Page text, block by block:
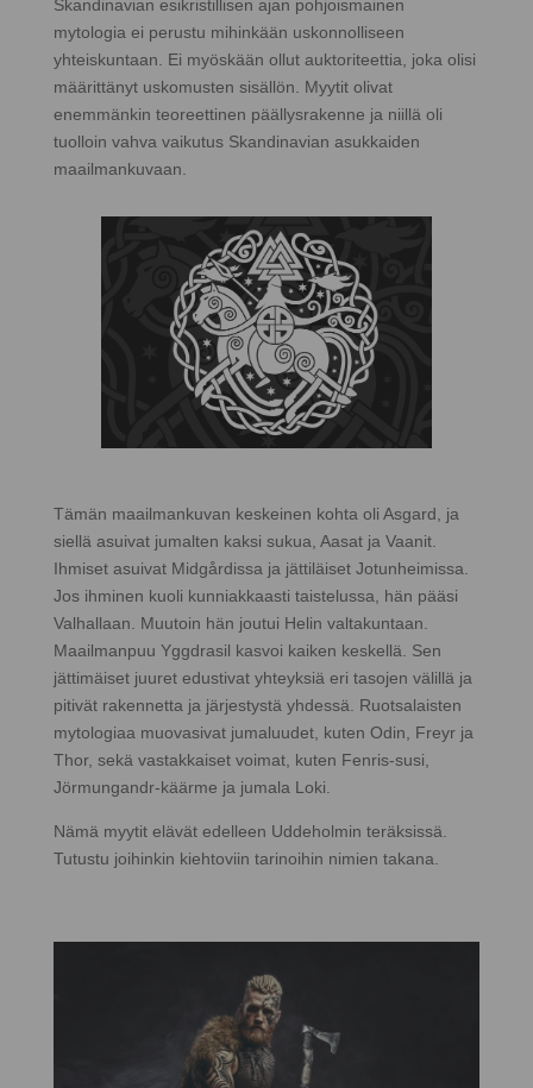
Skandinavian esikristillisen ajan pohjoismainen
mytologia ei perustu mihinkään uskonnolliseen
yhteiskuntaan. Ei myöskään ollut auktoriteettia, joka olisi
määrittänyt uskomusten sisällön. Myytit olivat
enemmänkin teoreettinen päällysrakenne ja niillä oli
tuolloin vahva vaikutus Skandinavian asukkaiden
maailmankuvaan.
Tämän maailmankuvan keskeinen kohta oli Asgard, ja
siellä asuivat jumalten kaksi sukua, Aasat ja Vaanit.
Ihmiset asuivat Midgårdissa ja jättiläiset Jotunheimissa.
Jos ihminen kuoli kunniakkaasti taistelussa, hän pääsi
Valhallaan. Muutoin hän joutui Helin valtakuntaan.
Maailmanpuu Yggdrasil kasvoi kaiken keskellä. Sen
jättimäiset juuret edustivat yhteyksiä eri tasojen välillä ja
pitivät rakennetta ja järjestystä yhdessä. Ruotsalaisten
mytologiaa muovasivat jumaluudet, kuten Odin, Freyr ja
Thor, sekä vastakkaiset voimat, kuten Fenris-susi,
Jörmungandr-käärme ja jumala Loki.
Nämä myytit elävät edelleen Uddeholmin teräksissä.
Tutustu joihinkin kiehtoviin tarinoihin nimien takana.